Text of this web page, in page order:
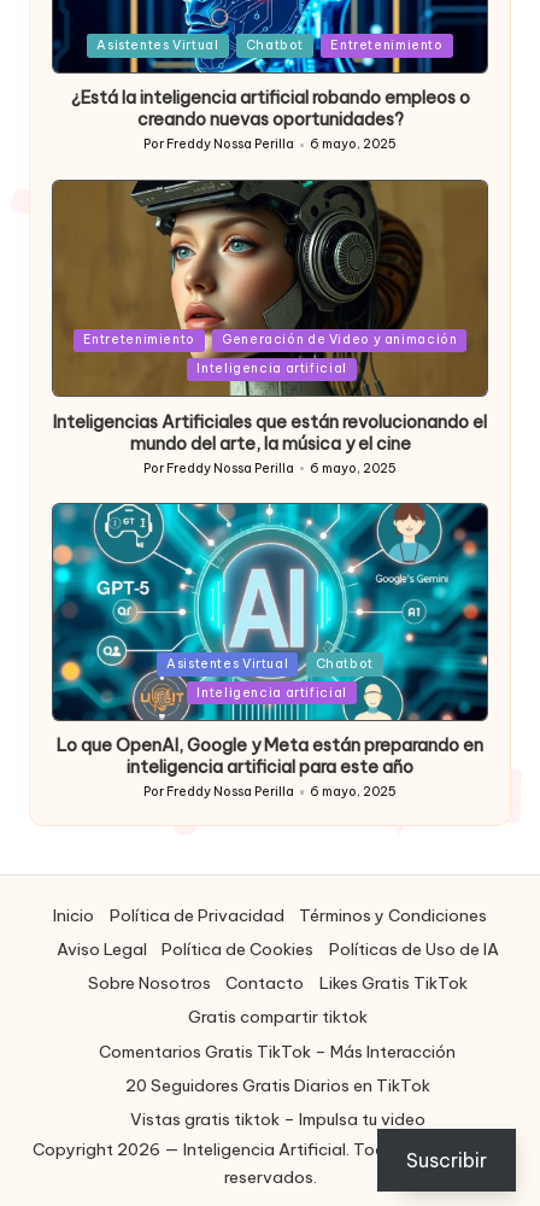
Posted
in
Asistentes Virtual Chatbot Entretenimiento
¿Está la inteligencia artificial robando empleos o
creando nuevas oportunidades?
Publicado
Por Freddy Nossa Perilla 6 mayo, 2025
Posted
Entretenimiento
Generación de Video y animación
Inteligencia artificial
Inteligencias Artificiales que están revolucionando el
mundo del arte, la música y el cine
Publicado
Por Freddy Nossa Perilla 6 mayo, 2025
Posted
in
Asistentes Virtual
Chatbot
Inteligencia artificial
Lo que OpenAI, Google y Meta están preparando en
inteligencia artificial para este año
Publicado
por
Por Freddy Nossa Perilla 6 mayo, 2025
Inicio Política de Privacidad
Términos y Condiciones
Aviso Legal
Política de Cookies
Políticas de Uso de IA
Sobre Nosotros
Contacto
Likes Gratis TikTok
Gratis compartir tiktok
Comentarios Gratis TikTok – Más Interacción
20 Seguidores Gratis Diarios en TikTok
Vistas gratis tiktok – Impulsa tu video
Copyright 2026 — Inteligencia Artificial. Todos los derechos
reservados.
Suscribir
ES